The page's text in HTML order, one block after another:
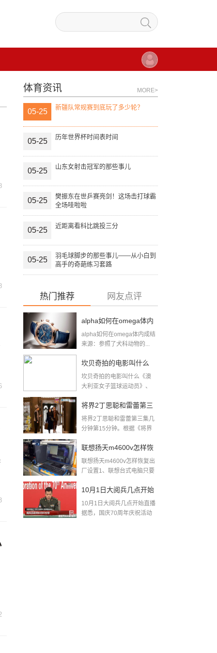
体育资讯 MORE>
05-25
新疆队常规赛到底玩了多少轮？
05-25
历年世界杯时间表时间
05-25
山东女射击冠军的那些事儿
05-25
樊振东在世乒赛亮剑！这场击打球霸
全场哇啦啦
05-25
近距离看科比跳投三分
05-25
羽毛球脚步的那些事儿——从小白到
高手的奇葩练习套路
热门推荐 网友点评
alpha如何在omega体内
成结(顶开OMEGA腔道
alpha如何在omega体内成结
来源：参照了犬科动物的...
坎贝奇拍的电影叫什么
(伊丽莎白坎贝奇)
坎贝奇拍的电影叫什么《澳
大利亚女子篮球运动员》、
将界2丁思聪和雷蕾第三
集几分钟(将界2第3集酒
将界2丁思聪和雷蕾第三集几
分钟第15分钟。根据《将界
联想扬天m4600v怎样恢
复出厂设置(联想
联想扬天m4600v怎样恢复出
厂设置1、联想台式电脑只要
10月1日大阅兵几点开始
直播(2019年阅兵直播)
10月1日大阅兵几点开始直播
据悉，国庆70周年庆祝活动